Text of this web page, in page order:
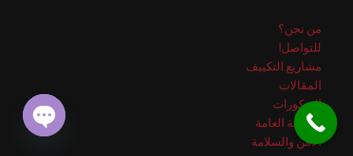
من نحن؟
للتواصل!
مشاريع التكييف
المقالات
الديكورات
الصيانة العامة
الامن والسلامة
OPEN